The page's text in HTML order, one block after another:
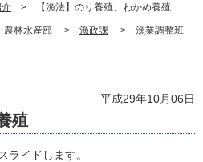
介 > 【漁法】のり養殖、わかめ養殖
農林水産部 > 漁政課 > 漁業調整班
平成29年10月06日
殖
イドします。